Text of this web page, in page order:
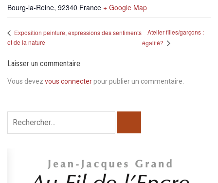
Bourg-la-Reine, 92340 France + Google Map
Exposition peinture, expressions des sentiments
et de la nature
Atelier filles/garçons :
égalité?
Laisser un commentaire
Vous devez vous connecterpour publier un commentaire.